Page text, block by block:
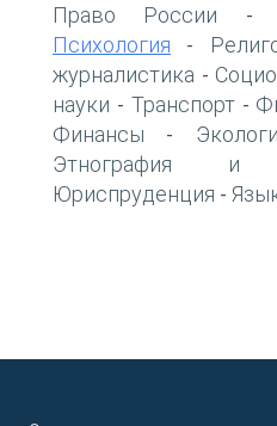
Право России -
Психология -
журналистика -
науки - Транспорт-
Финансы -
Этнография и
Юриспруденция -